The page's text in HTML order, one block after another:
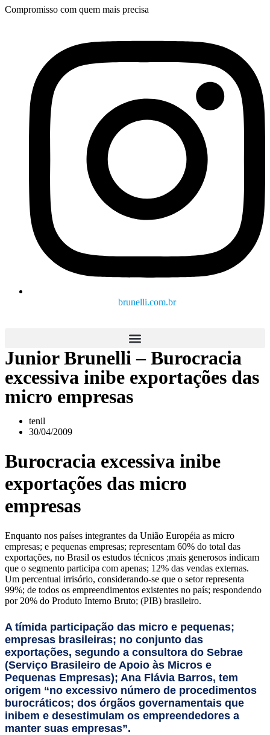
Compromisso com quem mais precisa
brunelli.com.br
Junior Brunelli – Burocracia
excessiva inibe exportações das
micro empresas
tenil
30/04/2009
Burocracia excessiva inibe
exportações das micro
empresas
Enquanto nos países integrantes da União Européia as micro
empresas; e pequenas empresas; representam 60% do total das
exportações, no Brasil os estudos técnicos ;mais generosos indicam
que o segmento participa com apenas; 12% das vendas externas.
Um percentual irrisório, considerando-se que o setor representa
99%; de todos os empreendimentos existentes no país; respondendo
por 20% do Produto Interno Bruto; (PIB) brasileiro.
A tímida participação das micro e pequenas;
empresas brasileiras; no conjunto das
exportações, segundo a consultora do Sebrae
(Serviço Brasileiro de Apoio às Micros e
Pequenas Empresas); Ana Flávia Barros, tem
origem “no excessivo número de procedimentos
burocráticos; dos órgãos governamentais que
inibem e desestimulam os empreendedores a
manter suas empresas”.